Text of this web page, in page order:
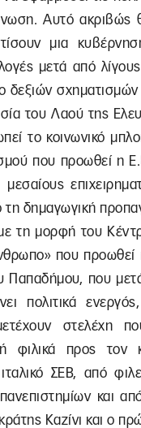
Αυτό ακριβώς
μια
μετά από
δεξιών
του Λαού της
το κοινωνικό
που προωθεί η
δημαγωγική
τη μορφή του
που
Παπαδήμου, που
πολιτικά
στελέχη
φιλικά προς τον
ΣΕΒ, από
και
Καζίνι και ο